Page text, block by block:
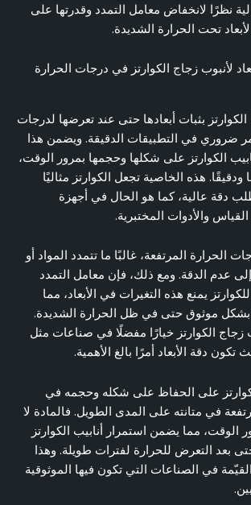
نظرًا لانخفاض معامل التمدد وقدرتها على
تحت الحرارة الشديدة.
لأنبوب زجاج الكوارتز في درجات الحرارة
بثبات أبعادها حتى عند تعرضها لدرجات
ضروري في التطبيقات الدقيقة. ويضمن هذا
الكوارتز على شكلها وحجمها بمرور الوقت،
ودقيقًا. هذه الخاصية تجعل الكوارتز مثاليًا
دقة عالية، كما هو الحال في أجهزة
والأدوات المختبرية.
الحرارة المرتفعة، غالبًا ما تتمدد المواد أو
عدم الدقة. ومع ذلك، فإن معامل التمدد
يمنع هذه التغيرات في الأبعاد، مما
بشكل موثوق حتى في ظل الحرارة الشديدة.
زجاج الكوارتز خيارًا مفضلًا في صناعات مثل
دقة الأبعاد أمرًا بالغ الأهمية.
على الحفاظ على شكله وحجمه في
في متانته على المدى الطويل. فالمادة لا
الوقت، مما يضمن استمرار أنابيب الكوارتز
بعد التعرض للحرارة لفترات طويلة. وهذا
في الصناعات التي تكون فيها الموثوقية